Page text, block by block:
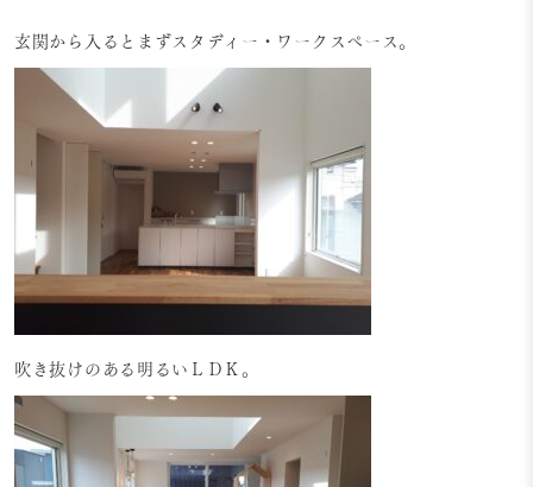
玄関から入るとまずスタディー・ワークスペース。
吹き抜けのある明るいＬＤＫ。